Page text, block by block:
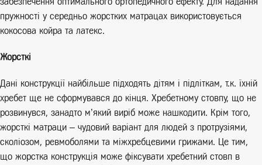
пружності у середньо жорстких матрацах використовується
кокосова койра та латекс.
Жорсткі
Дані конструкції найбільше підходять дітям і підліткам, т.к. їхній
хребет ще не сформувався до кінця. Хребетному стовпу, що не
розвинувся, занадто м’який виріб може нашкодити. Крім того,
жорсткі матраци – чудовий варіант для людей з протрузіями,
сколіозом, ревмоболями та міжхребцевими грижами. Це тим,
що жорстка конструкція може фіксувати хребетний стовп в